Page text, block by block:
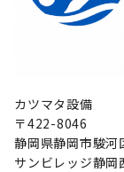
カツマタ設備
〒422-8046
静岡県静岡市駿河
サンビレッジ静岡